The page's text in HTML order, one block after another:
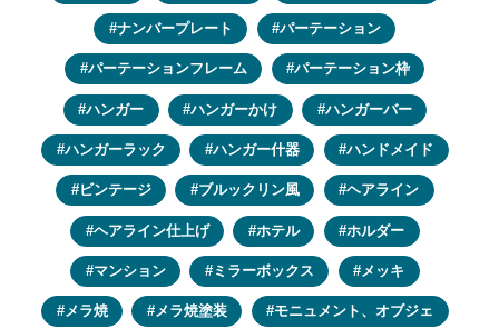
ナンバープレート パーテーション
パーテーションフレーム パーテーション枠
ハンガー ハンガーかけ ハンガーバー
ハンガーラック ハンガー什器 ハンドメイド
ビンテージ ブルックリン風 ヘアライン
ヘアライン仕上げ ホテル ホルダー
マンション ミラーボックス メッキ
メラ焼 メラ焼塗装 モニュメント、オブジェ